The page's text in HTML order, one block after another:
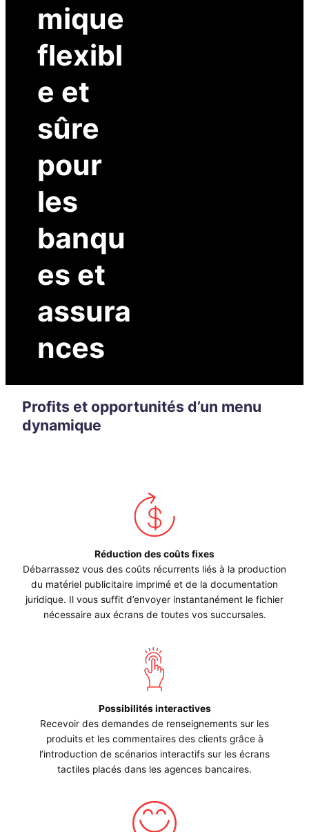
mique
flexibl
e et
sûre
pour
les
banqu
es et
assura
nces
Profits et opportunités d’un menu
dynamique
Réduction des coûts fixes
Débarrassez vous des coûts récurrents liés à la production
du matériel publicitaire imprimé et de la documentation
juridique. Il vous suffit d’envoyer instantanément le fichier
nécessaire aux écrans de toutes vos succursales.
Possibilités interactives
Recevoir des demandes de renseignements sur les
produits et les commentaires des clients grâce à
l’introduction de scénarios interactifs sur les écrans
tactiles placés dans les agences bancaires.